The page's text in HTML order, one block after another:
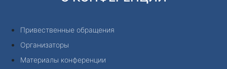
Привественные обращения
Организаторы
Материалы конференции